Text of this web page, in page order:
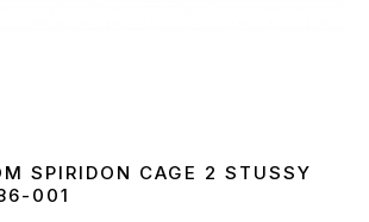
4344 45
SPIRIDON CAGE 2 STUSSY
001